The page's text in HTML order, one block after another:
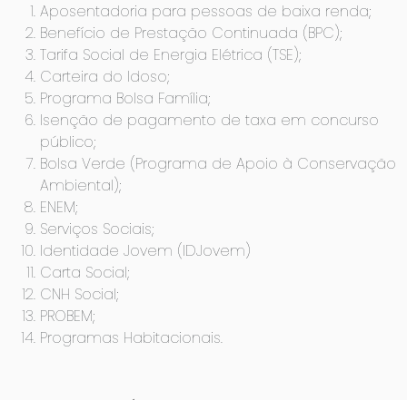
Aposentadoria para pessoas de baixa renda;
Benefício de Prestação Continuada (BPC);
Tarifa Social de Energia Elétrica (TSE);
Carteira do Idoso;
Programa Bolsa Família;
Isenção de pagamento de taxa em concurso
público;
Bolsa Verde (Programa de Apoio à Conservação
Ambiental);
ENEM;
Serviços Sociais;
Identidade Jovem (IDJovem)
Carta Social;
CNH Social;
PROBEM;
Programas Habitacionais.